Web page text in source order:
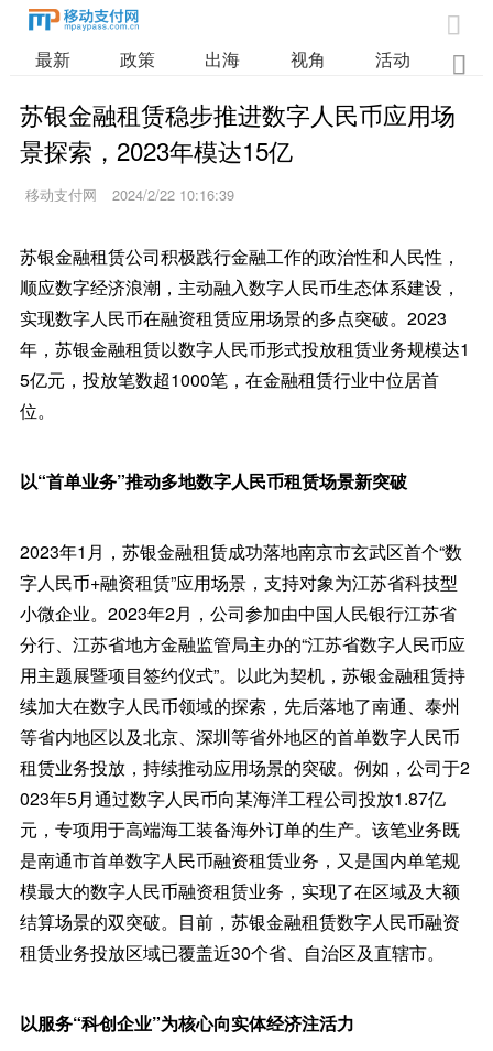

最新 政策 出海 视角 活动 业

苏银金融租赁稳步推进数字人民币应用场
景探索，2023年模达15亿
移动支付网 2024/2/22 10:16:39
苏银金融租赁公司积极践行金融工作的政治性和人民性，
顺应数字经济浪潮，主动融入数字人民币生态体系建设，
实现数字人民币在融资租赁应用场景的多点突破。2023
年，苏银金融租赁以数字人民币形式投放租赁业务规模达1
5亿元，投放笔数超1000笔，在金融租赁行业中位居首
位。
以“首单业务”推动多地数字人民币租赁场景新突破
2023年1月，苏银金融租赁成功落地南京市玄武区首个“数
字人民币+融资租赁”应用场景，支持对象为江苏省科技型
小微企业。2023年2月，公司参加由中国人民银行江苏省
分行、江苏省地方金融监管局主办的“江苏省数字人民币应
用主题展暨项目签约仪式”。以此为契机，苏银金融租赁持
续加大在数字人民币领域的探索，先后落地了南通、泰州
等省内地区以及北京、深圳等省外地区的首单数字人民币
租赁业务投放，持续推动应用场景的突破。例如，公司于2
023年5月通过数字人民币向某海洋工程公司投放1.87亿
元，专项用于高端海工装备海外订单的生产。该笔业务既
是南通市首单数字人民币融资租赁业务，又是国内单笔规
模最大的数字人民币融资租赁业务，实现了在区域及大额
结算场景的双突破。目前，苏银金融租赁数字人民币融资
租赁业务投放区域已覆盖近30个省、自治区及直辖市。
以服务“科创企业”为核心向实体经济注活力